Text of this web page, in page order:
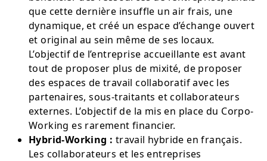
que cette dernière insuffle un air frais, une
dynamique, et créé un espace d’échange ouvert
et original au sein même de ses locaux.
L’objectif de l’entreprise accueillante est avant
tout de proposer plus de mixité, de proposer
des espaces de travail collaboratif avec les
partenaires, sous-traitants et collaborateurs
externes. L’objectif de la mis en place du Corpo-
Working es rarement financier.
Hybrid-Working : travail hybride en français.
Les collaborateurs et les entreprises